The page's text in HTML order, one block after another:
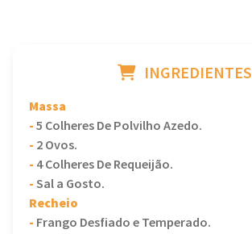
INGREDIENTES
Massa
-5 Colheres De Polvilho Azedo.
- 2 Ovos.
- 4 Colheres De Requeijão.
-Sal a Gosto.
Recheio
- Frango Desfiado e Temperado.